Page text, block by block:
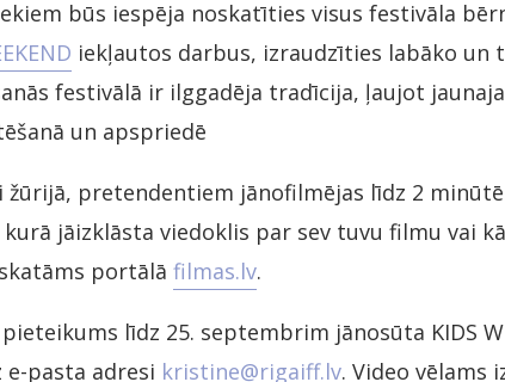
būs iespēja noskatīties visus festivāla
iekļautos darbus, izraudzīties labāko un
festivālā ir ilggadēja tradīcija, ļaujot
un apspriedē
pretendentiem jānofilmējas līdz 2
jāizklāsta viedoklis par sev tuvu filmu vai
portālā filmas.lv.
līdz 25. septembrim jānosūta KIDS
e-pasta adresi kristine@rigaiff.lv. Video vēlams